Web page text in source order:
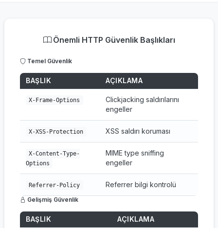
Önemli HTTP Güvenlik Başlıkları
Temel Güvenlik
BAŞLIK AÇIKLAMA
X-Frame-Options
Clickjacking saldırılarını
engeller
X-XSS-Protection XSS saldırı koruması
X-Content-Type-
Options
MIME type sniffing
engeller
Referrer-Policy Referrer bilgi kontrolü
Gelişmiş Güvenlik
BAŞLIK AÇIKLAMA